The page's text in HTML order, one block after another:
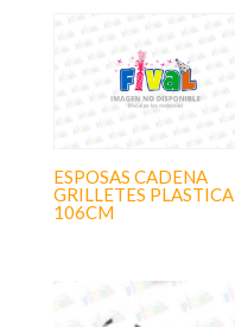
ESPOSAS CADENA
GRILLETES PLASTICA
106CM